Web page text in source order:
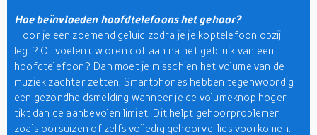
Hoe beïnvloeden hoofdtelefoons het gehoor?
Hoor je een zoemend geluid zodra je je koptelefoon opzij
legt? Of voelen uw oren dof aan na het gebruik van een
hoofdtelefoon? Dan moet je misschien het volume van de
muziek zachter zetten. Smartphones hebben tegenwoordig
een gezondheidsmelding wanneer je de volumeknop hoger
tikt dan de aanbevolen limiet. Dit helpt gehoorproblemen
zoals oorsuizen of zelfs volledig gehoorverlies voorkomen.